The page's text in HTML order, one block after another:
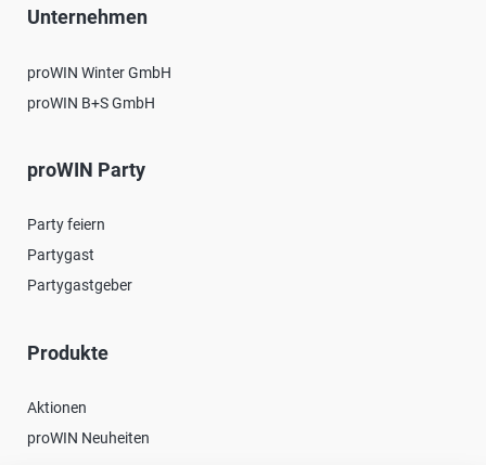
Unternehmen
proWIN Winter GmbH
proWIN B+S GmbH
proWIN Party
Party feiern
Partygast
Partygastgeber
Produkte
Aktionen
proWIN Neuheiten